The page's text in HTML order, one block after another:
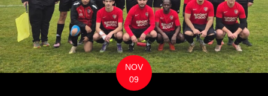
NOV
09